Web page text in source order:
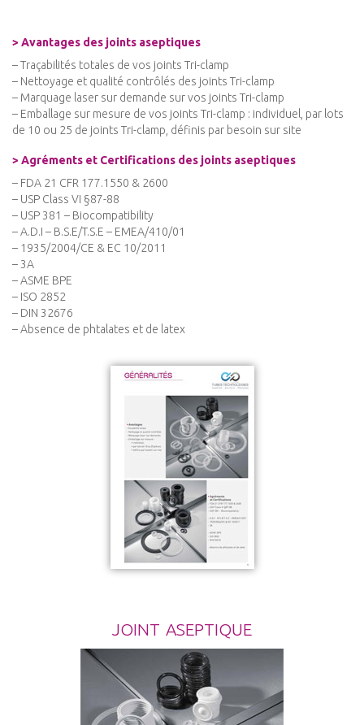
> Avantages des joints aseptiques
– Traçabilités totales de vos joints Tri-clamp
– Nettoyage et qualité contrôlés des joints Tri-clamp
– Marquage laser sur demande sur vos joints Tri-clamp
– Emballage sur mesure de vos joints Tri-clamp : individuel, par lots
de 10 ou 25 de joints Tri-clamp, définis par besoin sur site
> Agréments et Certifications des joints aseptiques
– FDA 21 CFR 177.1550 & 2600
– USP Class VI §87-88
– USP 381 – Biocompatibility
– A.D.I – B.S.E/T.S.E – EMEA/410/01
– 1935/2004/CE & EC 10/2011
– 3A
– ASME BPE
– ISO 2852
– DIN 32676
– Absence de phtalates et de latex
joint aseptique